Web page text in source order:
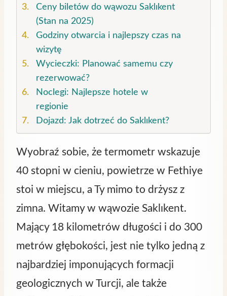
Ceny biletów do wąwozu Saklıkent
(Stan na 2025)
Godziny otwarcia i najlepszy czas na
wizytę
Wycieczki: Planować samemu czy
rezerwować?
Noclegi: Najlepsze hotele w
regionie
Dojazd: Jak dotrzeć do Saklıkent?
Wyobraź sobie, że termometr wskazuje
40 stopni w cieniu, powietrze w Fethiye
stoi w miejscu, a Ty mimo to drżysz z
zimna. Witamy w wąwozie Saklıkent.
Mający 18 kilometrów długości i do 300
metrów głębokości, jest nie tylko jedną z
najbardziej imponujących formacji
geologicznych w Turcji, ale także